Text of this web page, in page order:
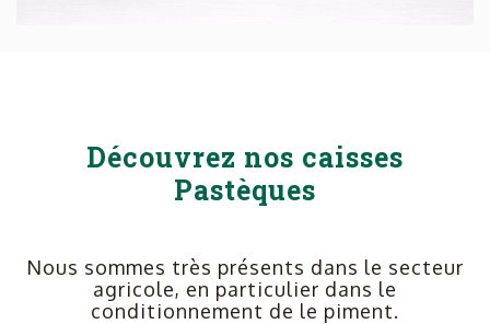
Découvrez nos caisses
Pastèques
Nous sommes très présents dans le secteur
agricole, en particulier dans le
conditionnement de le piment.